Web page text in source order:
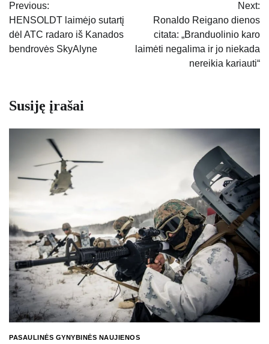
tarp
įrašų
Previous:
HENSOLDT laimėjo sutartį
dėl ATC radaro iš Kanados
bendrovės SkyAlyne
Next:
Ronaldo Reigano dienos
citata: „Branduolinio karo
laimėti negalima ir jo niekada
nereikia kariauti“
Susiję įrašai
PASAULINĖS GYNYBINĖS NAUJIENOS